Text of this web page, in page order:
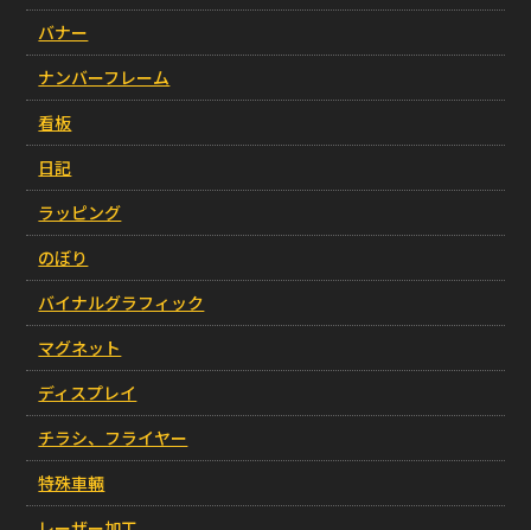
バナー
ナンバーフレーム
看板
日記
ラッピング
のぼり
バイナルグラフィック
マグネット
ディスプレイ
チラシ、フライヤー
特殊車輛